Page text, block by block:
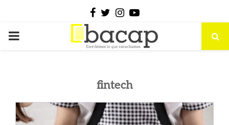
Facebook
Twitter
Instagram
Youtube
PRIMARY
fintech